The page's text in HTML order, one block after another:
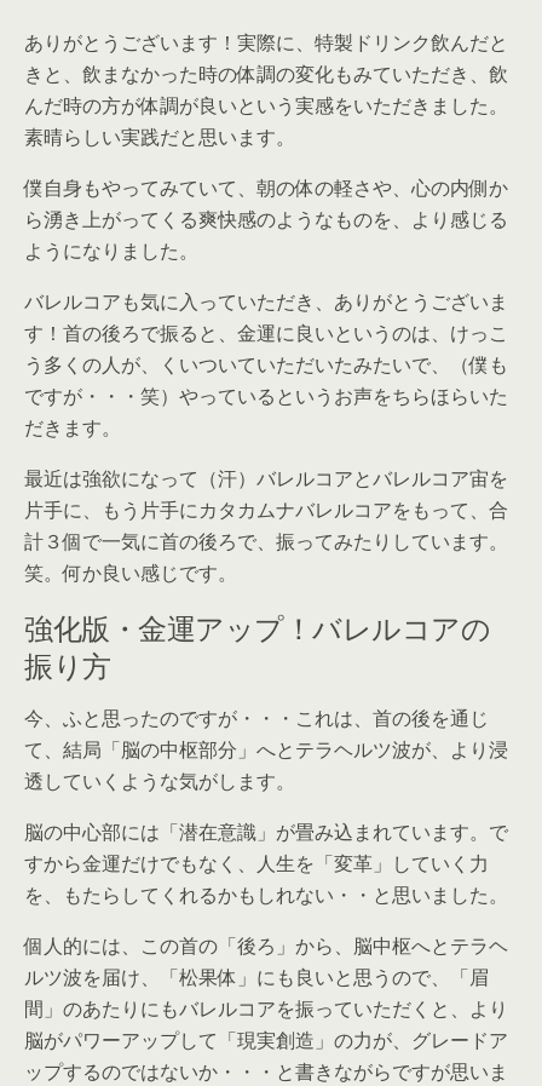
ありがとうございます！実際に、特製ドリンク飲んだと
きと、飲まなかった時の体調の変化もみていただき、飲
んだ時の方が体調が良いという実感をいただきました。
素晴らしい実践だと思います。
僕自身もやってみていて、朝の体の軽さや、心の内側か
ら湧き上がってくる爽快感のようなものを、より感じる
ようになりました。
バレルコアも気に入っていただき、ありがとうございま
す！首の後ろで振ると、金運に良いというのは、けっこ
う多くの人が、くいついていただいたみたいで、（僕も
ですが・・・笑）やっているというお声をちらほらいた
だきます。
最近は強欲になって（汗）バレルコアとバレルコア宙を
片手に、もう片手にカタカムナバレルコアをもって、合
計３個で一気に首の後ろで、振ってみたりしています。
笑。何か良い感じです。
強化版・金運アップ！バレルコアの
振り方
今、ふと思ったのですが・・・これは、首の後を通じ
て、結局「脳の中枢部分」へとテラヘルツ波が、より浸
透していくような気がします。
脳の中心部には「潜在意識」が畳み込まれています。で
すから金運だけでもなく、人生を「変革」していく力
を、もたらしてくれるかもしれない・・と思いました。
個人的には、この首の「後ろ」から、脳中枢へとテラヘ
ルツ波を届け、「松果体」にも良いと思うので、「眉
間」のあたりにもバレルコアを振っていただくと、より
脳がパワーアップして「現実創造」の力が、グレードア
ップするのではないか・・・と書きながらですが思いま